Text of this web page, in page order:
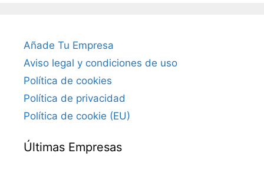
Añade Tu Empresa
Aviso legal y condiciones de uso
Política de cookies
Política de privacidad
Política de cookie (EU)
Últimas Empresas